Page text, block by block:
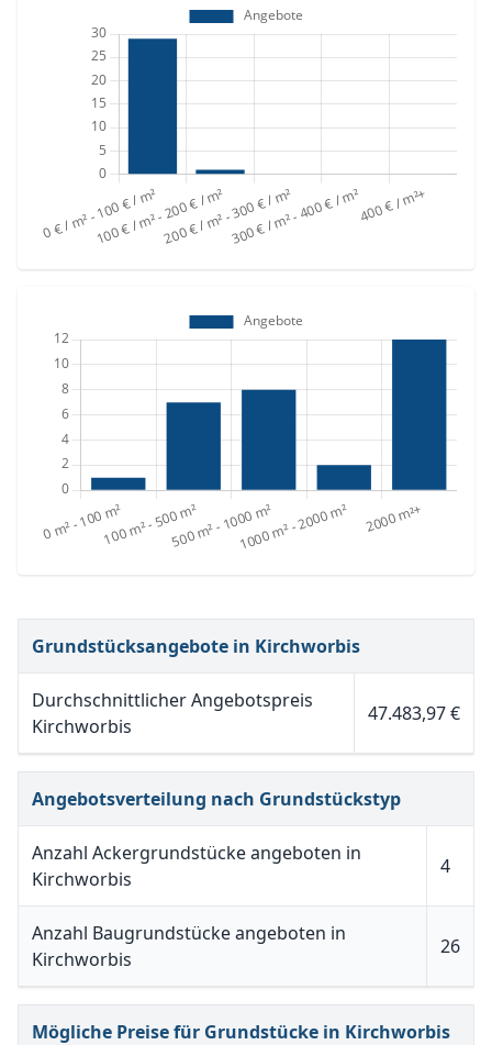
Grundstücksangebote in Kirchworbis
Durchschnittlicher Angebotspreis
Kirchworbis
47.483,97 €
Angebotsverteilung nach Grundstückstyp
Anzahl Ackergrundstücke angeboten in
Kirchworbis
4
Anzahl Baugrundstücke angeboten in
Kirchworbis
26
Mögliche Preise für Grundstücke in Kirchworbis